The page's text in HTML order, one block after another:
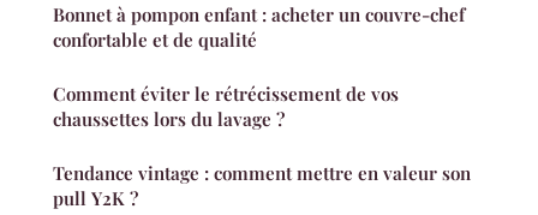
Bonnet à pompon enfant : acheter un couvre-chef
confortable et de qualité
Comment éviter le rétrécissement de vos
chaussettes lors du lavage ?
Tendance vintage : comment mettre en valeur son
pull Y2K ?